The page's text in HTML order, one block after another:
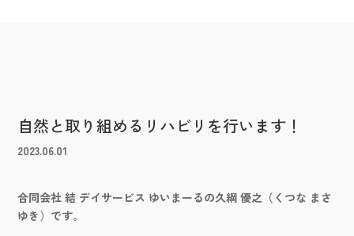
自然と取り組めるリハビリを行います！
2023.06.01
合同会社 結 デイサービス ゆいまーるの久綱 優之（くつな まさ
ゆき）です。